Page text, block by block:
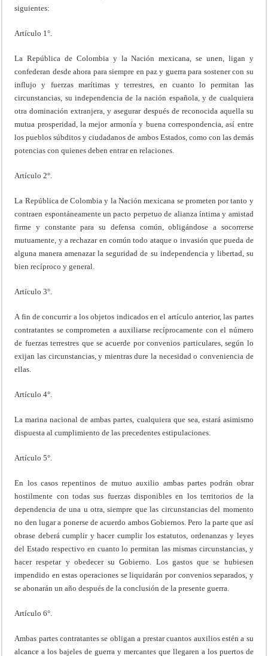
siguientes:
Artículo 1°.
La República de Colombia y la Nación mexicana, se unen, ligan y
confederan desde ahora para siempre en paz y guerra para sostener con su
influjo y fuerzas marítimas y terrestres, en cuanto lo permitan las
circunstancias, su independencia de la nación española, y de cualquiera
otra dominación extranjera, y asegurar después de reconocida aquella su
mutua prosperidad, la mejor armonía y buena correspondencia, así entre
los pueblos súbditos y ciudadanos de ambos Estados, como con las demás
potencias con quienes deben entrar en relaciones.
Artículo 2°.
La República de Colombia y la Nación mexicana se prometen por tanto y
contraen espontáneamente un pacto perpetuo de alianza íntima y amistad
firme y constante para su defensa común, obligándose a socorrerse
mutuamente, y a rechazar en común todo ataque o invasión que pueda de
alguna manera amenazar la seguridad de su independencia y libertad, su
bien recíproco y general.
Artículo 3°.
A fin de concurrir a los objetos indicados en el artículo anterior, las partes
contratantes se comprometen a auxiliarse recíprocamente con el número
de fuerzas terrestres que se acuerde por convenios particulares, según lo
exijan las circunstancias, y mientras dure la necesidad o conveniencia de
ellas.
Artículo 4°.
La marina nacional de ambas partes, cualquiera que sea, estará asimismo
dispuesta al cumplimiento de las precedentes estipulaciones.
Artículo 5°.
En los casos repentinos de mutuo auxilio ambas partes podrán obrar
hostilmente con todas sus fuerzas disponibles en los territorios de la
dependencia de una u otra, siempre que las circunstancias del momento
no den lugar a ponerse de acuerdo ambos Gobiernos. Pero la parte que así
obrase deberá cumplir y hacer cumplir los estatutos, ordenanzas y leyes
del Estado respectivo en cuanto lo permitan las mismas circunstancias, y
hacer respetar y obedecer su Gobierno. Los gastos que se hubiesen
impendido en estas operaciones se liquidarán por convenios separados, y
se abonarán un año después de la conclusión de la presente guerra.
Artículo 6°.
Ambas partes contratantes se obligan a prestar cuantos auxilios estén a su
alcance a los bajeles de guerra y mercantes que llegaren a los puertos de